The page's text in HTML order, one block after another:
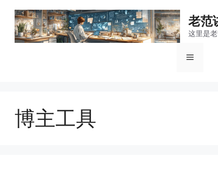
老范
这里是
菜
博主工具